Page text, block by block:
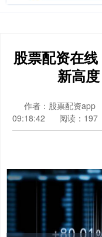
股票配资在
新高
作者：股票配资app
09:18:42
阅读：197